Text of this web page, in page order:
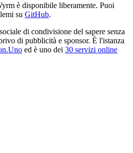
è disponibile liberamente. Puoi
su GitHub.
di condivisione del sapere senza
di pubblicità e sponsor. È l'istanza
ed è uno dei 30 servizi online